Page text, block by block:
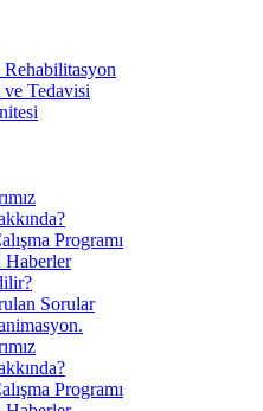
ve Tedavisi
Programı
Sorular
Programı